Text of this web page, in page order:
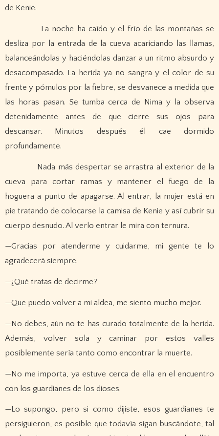
de Kenie.
La noche ha caído y el frío de las montañas se
desliza por la entrada de la cueva acariciando las llamas,
balanceándolas y haciéndolas danzar a un ritmo absurdo y
desacompasado. La herida ya no sangra y el color de su
frente y pómulos por la fiebre, se desvanece a medida que
las horas pasan. Se tumba cerca de Nima y la observa
detenidamente antes de que cierre sus ojos para
descansar. Minutos después él cae dormido
profundamente.
Nada más despertar se arrastra al exterior de la
cueva para cortar ramas y mantener el fuego de la
hoguera a punto de apagarse. Al entrar, la mujer está en
pie tratando de colocarse la camisa de Kenie y así cubrir su
cuerpo desnudo. Al verlo entrar le mira con ternura.
—Gracias por atenderme y cuidarme, mi gente te lo
agradecerá siempre.
—¿Qué tratas de decirme?
—Que puedo volver a mi aldea, me siento mucho mejor.
—No debes, aún no te has curado totalmente de la herida.
Además, volver sola y caminar por estos valles
posiblemente sería tanto como encontrar la muerte.
—No me importa, ya estuve cerca de ella en el encuentro
con los guardianes de los dioses.
—Lo supongo, pero si como dijiste, esos guardianes te
persiguieron, es posible que todavía sigan buscándote, tal